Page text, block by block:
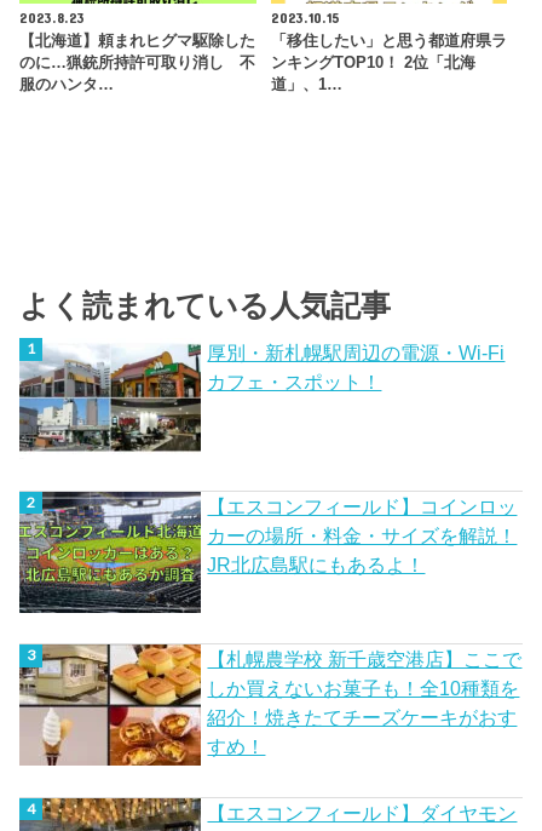
2023.8.23
【北海道】頼まれヒグマ駆除した
のに…猟銃所持許可取り消し 不
服のハンタ…
2023.10.15
「移住したい」と思う都道府県ラ
ンキングTOP10！ 2位「北海
道」、1…
よく読まれている人気記事
厚別・新札幌駅周辺の電源・Wi-Fi
カフェ・スポット！
【エスコンフィールド】コインロッ
カーの場所・料金・サイズを解説！
JR北広島駅にもあるよ！
【札幌農学校 新千歳空港店】ここで
しか買えないお菓子も！全10種類を
紹介！焼きたてチーズケーキがおす
すめ！
【エスコンフィールド】ダイヤモン